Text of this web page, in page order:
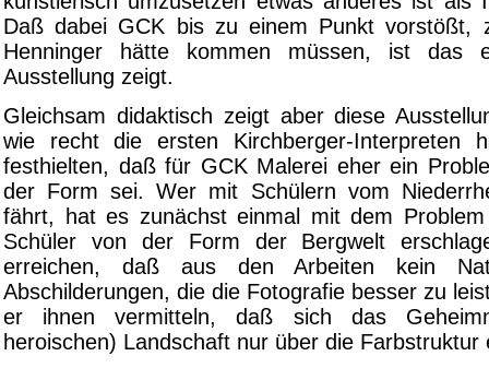
Daß dabei GCK bis zu einem Punkt vorstößt,
Henninger hätte kommen müssen, ist das
Ausstellung zeigt.
Gleichsam didaktisch zeigt aber diese
wie recht die ersten Kirchberger-Interpreten
festhielten, daß für GCK Malerei eher ein
der Form sei. Wer mit Schülern vom
fährt, hat es zunächst einmal mit dem
Schüler von der Form der Bergwelt
erreichen, daß aus den Arbeiten kein
Abschilderungen, die die Fotografie besser zu
er ihnen vermitteln, daß sich das
heroischen) Landschaft nur über die Farbstruktur